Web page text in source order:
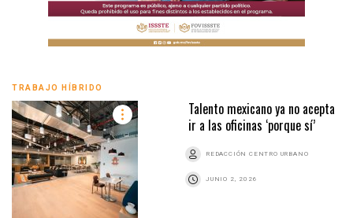
TRABAJO HÍBRIDO
Talento mexicano ya no acepta
ir a las oficinas ‘porque sí’
REDACCIÓN CENTRO URBANO
JUNIO 2, 2026